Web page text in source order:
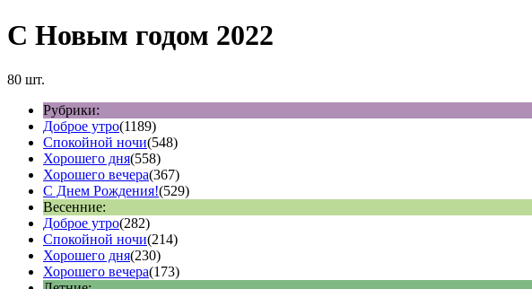
С Новым годом 2022
80 шт.
Рубрики:
Доброе утро(1189)
Спокойной ночи(548)
Хорошего дня(558)
Хорошего вечера(367)
С Днем Рождения!(529)
Весенние:
Доброе утро(282)
Спокойной ночи(214)
Хорошего дня(230)
Хорошего вечера(173)